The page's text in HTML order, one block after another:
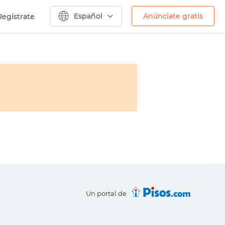
Español Anúnciate gratis
Un portal de